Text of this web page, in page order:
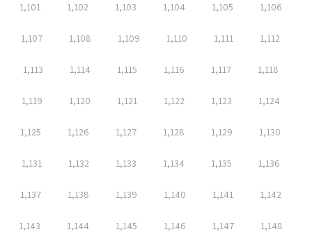
1,101 1,102 1,103 1,104 1,105 1,106
1,107 1,108 1,109 1,110 1,111 1,112
1,113 1,114 1,115 1,116 1,117 1,118
1,119 1,120 1,121 1,122 1,123 1,124
1,125 1,126 1,127 1,128 1,129 1,130
1,131 1,132 1,133 1,134 1,135 1,136
1,137 1,138 1,139 1,140 1,141 1,142
1,143 1,144 1,145 1,146 1,147 1,148